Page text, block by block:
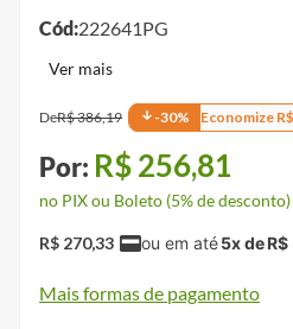
Cód:222641PG
DeR$386,19 -30% Economize R$
R$256,81
no PIX ou Boleto (5% de desconto)
R$ 270,33 5x deR$
Mais formas de pagamento